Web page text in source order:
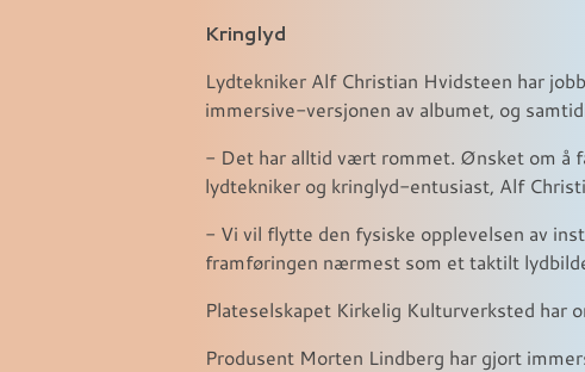
Kringlyd
Lydtekniker Alf Christian Hvidsteen har
immersive-versjonen av albumet, og
- Det har alltid vært rommet. Ønsket om å
lydtekniker og kringlyd-entusiast, Alf
- Vi vil flytte den fysiske opplevelsen av
framføringen nærmest som et taktilt
Plateselskapet Kirkelig Kulturverksted har
Produsent Morten Lindberg har gjort